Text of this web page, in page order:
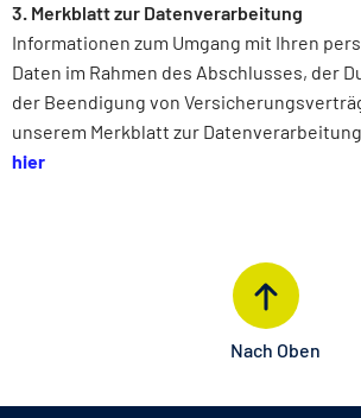
3. Merkblatt zur Datenverarbeitung
Informationen zum Umgang mit Ihren
Daten im Rahmen des Abschlusses, der
der Beendigung von
unserem Merkblatt zur
hier
Nach Oben